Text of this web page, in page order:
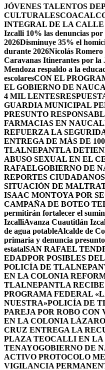
JÓVENES TALENTOS
CULTURALES
INTEGRAL DE LA CALLE
Izcalli 10% las denuncias por
2026Disminuye 35% el
durante 2026Nicolás
Caravanas Itinerantes por la
Mendoza respaldo a la
escolaresCON EL
EL GOBIERNO DE
4 MIL LENTES
GUARDIA MUNICIPAL
PRESUNTO
FARMACIAS EN
REFUERZA LA
ENTREGA DE MÁS DE
TLALNEPANTLA
ABUSO SEXUAL EN EL
RAFAELGOBIERNO DE
REPORTES
SITUACIÓN DE
ISAAC MONTOYA POR
CAMPAÑA DE BOTEO
permitirán fortalecer el
IzcalliAvanza Cuautitlán
de agua potableAlcalde de
primaria y denuncia
estatalSAN RAFAEL
EDADPOR POSIBLES
POLICÍA DE
EN LA COLONIA
TLALNEPANTLA
PROGRAMA FEDERAL
NUESTRA»POLICÍA DE
PAREJA POR ROBO
EN LA COLONIA
CRUZ ENTREGA LA
PLAZA TEOCALLI EN
TENAYOGOBIERNO DE
ACTIVO PROTOCOLO
VIGILANCIA